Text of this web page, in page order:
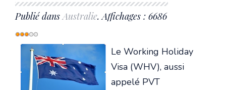
Publié dans Australie. Affichages : 6686
Vote
utilisateur: 3
Le Working Holiday
Visa (WHV), aussi
appelé PVT